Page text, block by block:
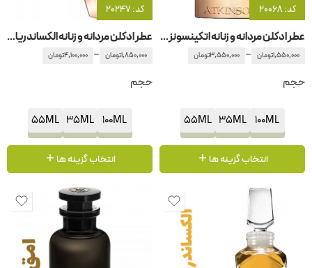
کد: 20068
عطر ادکلن مردانه و زنانه اتکینسونز-اتکینسون عود سیو د کینگ
1,550,000تومان –
3,550,000تومان
حجم
100ML
35ML
55ML
انتخاب گزینه ها
کد: 20247
عطر ادکلن مردانه و زنانه الکساندریا 2 زرجوف-زرژف
1,850,000تومان –
4,100,000تومان
حجم
100ML
35ML
55ML
انتخاب گزینه ها